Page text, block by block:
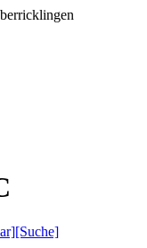
[Suche]